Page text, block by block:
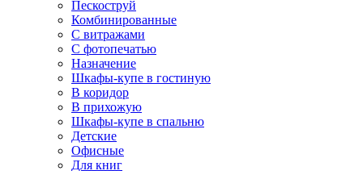
Пескоструй
Комбинированные
С витражами
С фотопечатью
Назначение
Шкафы-купе в гостиную
В коридор
В прихожую
Шкафы-купе в спальню
Детские
Офисные
Для книг